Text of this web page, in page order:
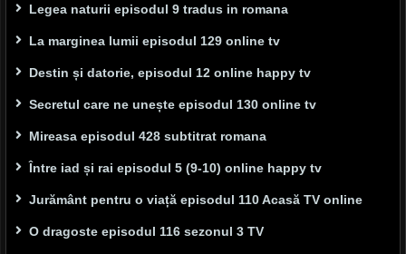
Legea naturii episodul 9 tradus in romana
La marginea lumii episodul 129 online tv
Destin și datorie, episodul 12 online happy tv
Secretul care ne unește episodul 130 online tv
Mireasa episodul 428 subtitrat romana
Între iad și rai episodul 5 (9-10) online happy tv
Jurământ pentru o viață episodul 110 Acasă TV online
O dragoste episodul 116 sezonul 3 TV